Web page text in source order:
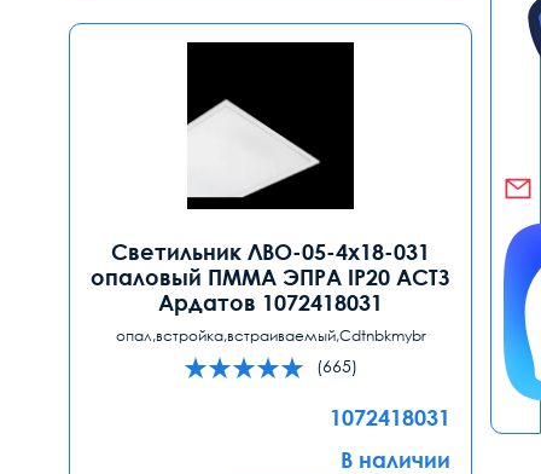
Светильник ЛВО-05-4х18-031
опаловый ПММА ЭПРА IP20 АСТЗ
Ардатов 1072418031
опал,встройка,встраиваемый,Cdtnbkmybr
(665)
1072418031
В наличии